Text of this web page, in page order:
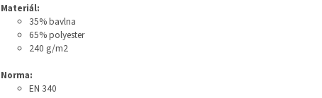
Materiál:
35% bavlna
65% polyester
240 g/m2
Norma:
EN 340